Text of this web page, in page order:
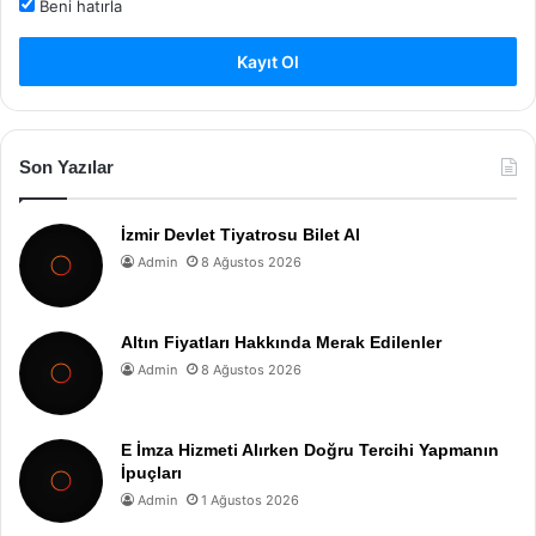
Beni hatırla
Kayıt Ol
Son Yazılar
İzmir Devlet Tiyatrosu Bilet Al
Admin 8 Ağustos 2026
Altın Fiyatları Hakkında Merak Edilenler
Admin 8 Ağustos 2026
E İmza Hizmeti Alırken Doğru Tercihi Yapmanın
İpuçları
Admin 1 Ağustos 2026